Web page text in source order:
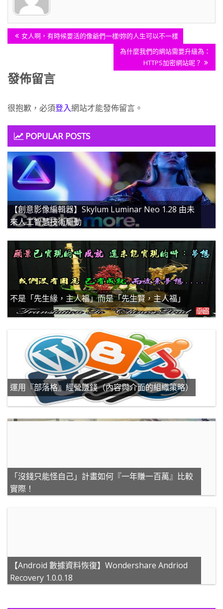
文
章
覽
Previous
Post:
女人啊，有時候要活的像爺們一樣!妳的人生可以不一樣
Next
為什麼我們的網站需要升級為：
HTTPS加密網站呢？
發佈留言
很抱歉，必須登入網站才能發佈留言。
POPULAR POSTS
【創意影像編輯器】Skylum Luminar Neo 1.28 由未
來人工智慧技術驅動
不是「先生緣，主人福」而是「先生賢，主人福」
運用『部落格』經營賺錢（內容與介面的組織策略）
「沒錢只能怪自己」計畫如何『一年賺一百萬』比較
實際！
【Android 數據資料恢復】Wondershare Andriod
Recovery 1.0.0.18